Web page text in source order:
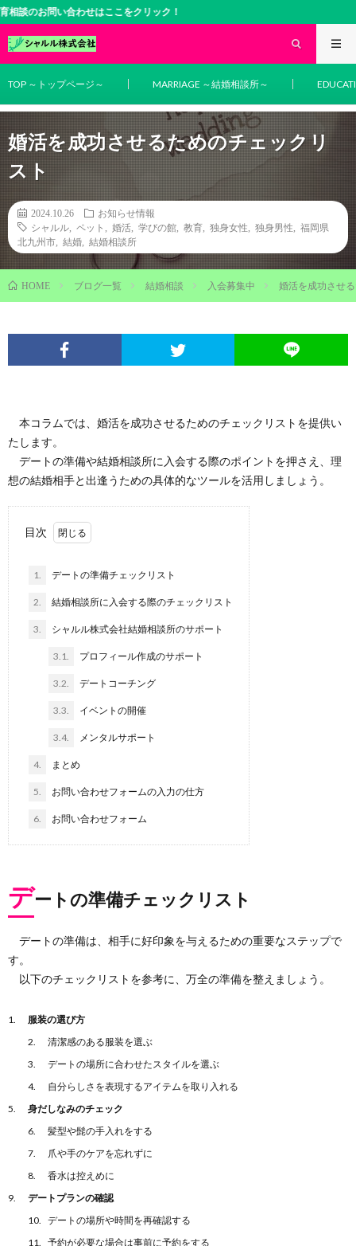
い合わせはここをクリック！
TOP ～トップページ～ MARRIAGE ～結婚相談所～
婚活を成功させるためのチェックリ
スト
2024.10.26
お知らせ情報
シャルル
ペット 婚活 学びの館 教育 独身女性 独身男性
福岡県
北九州市
結婚 結婚相談所
HOME ブログ一覧 結婚相談 入会募集中 婚活を成功させ
本コラムでは、婚活を成功させるためのチェックリストを提供い
たします。
デートの準備や結婚相談所に入会する際のポイントを押さえ、理
想の結婚相手と出逢うための具体的なツールを活用しましょう。
目次
1. デートの準備チェックリスト
2. 結婚相談所に入会する際のチェックリスト
3. シャルル株式会社結婚相談所のサポート
3.1. プロフィール作成のサポート
3.2. デートコーチング
3.3. イベントの開催
3.4. メンタルサポート
4. まとめ
5. お問い合わせフォームの入力の仕方
6. お問い合わせフォーム
デートの準備チェックリスト
デートの準備は、相手に好印象を与えるための重要なステップで
す。
以下のチェックリストを参考に、万全の準備を整えましょう。
服装の選び方
清潔感のある服装を選ぶ
デートの場所に合わせたスタイルを選ぶ
自分らしさを表現するアイテムを取り入れる
身だしなみのチェック
髪型や髭の手入れをする
爪や手のケアを忘れずに
香水は控えめに
デートプランの確認
デートの場所や時間を再確認する
予約が必要な場合は事前に予約をする